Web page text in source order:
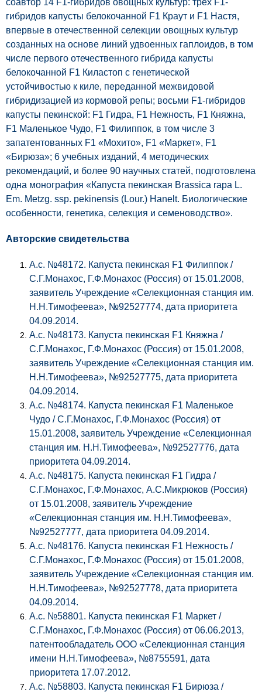
соавтор 14 F1-гибридов овощных культур: трех F1-
гибридов капусты белокочанной F1 Краут и F1 Настя,
впервые в отечественной селекции овощных культур
созданных на основе линий удвоенных гаплоидов, в том
числе первого отечественного гибрида капусты
белокочанной F1 Киластоп с генетической
устойчивостью к киле, переданной межвидовой
гибридизацией из кормовой репы; восьми F1-гибридов
капусты пекинской: F1 Гидра, F1 Нежность, F1 Княжна,
F1 Маленькое Чудо, F1 Филиппок, в том числе 3
запатентованных F1 «Мохито», F1 «Маркет», F1
«Бирюза»; 6 учебных изданий, 4 методических
рекомендаций, и более 90 научных статей, подготовлена
одна монография «Капуста пекинская Brassica rapa L.
Em. Metzg. ssp. pekinensis (Lour.) Hanelt. Биологические
особенности, генетика, селекция и семеноводство».
Авторские свидетельства
А.с. №48172. Капуста пекинская F1 Филиппок /
С.Г.Монахос, Г.Ф.Монахос (Россия) от 15.01.2008,
заявитель Учреждение «Селекционная станция им.
Н.Н.Тимофеева», №92527774, дата приоритета
04.09.2014.
А.с. №48173. Капуста пекинская F1 Княжна /
С.Г.Монахос, Г.Ф.Монахос (Россия) от 15.01.2008,
заявитель Учреждение «Селекционная станция им.
Н.Н.Тимофеева», №92527775, дата приоритета
04.09.2014.
А.с. №48174. Капуста пекинская F1 Маленькое
Чудо / С.Г.Монахос, Г.Ф.Монахос (Россия) от
15.01.2008, заявитель Учреждение «Селекционная
станция им. Н.Н.Тимофеева», №92527776, дата
приоритета 04.09.2014.
А.с. №48175. Капуста пекинская F1 Гидра /
С.Г.Монахос, Г.Ф.Монахос, А.С.Микрюков (Россия)
от 15.01.2008, заявитель Учреждение
«Селекционная станция им. Н.Н.Тимофеева»,
№92527777, дата приоритета 04.09.2014.
А.с. №48176. Капуста пекинская F1 Нежность /
С.Г.Монахос, Г.Ф.Монахос (Россия) от 15.01.2008,
заявитель Учреждение «Селекционная станция им.
Н.Н.Тимофеева», №92527778, дата приоритета
04.09.2014.
А.с. №58801. Капуста пекинская F1 Маркет /
С.Г.Монахос, Г.Ф.Монахос (Россия) от 06.06.2013,
патентообладатель ООО «Селекционная станция
имени Н.Н.Тимофеева», №8755591, дата
приоритета 17.07.2012.
А.с. №58803. Капуста пекинская F1 Бирюза /